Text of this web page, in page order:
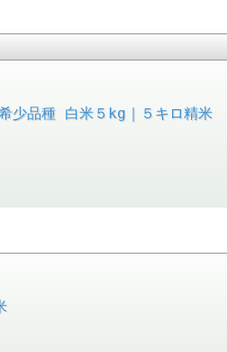
少品種 白米５kg｜５キロ精米